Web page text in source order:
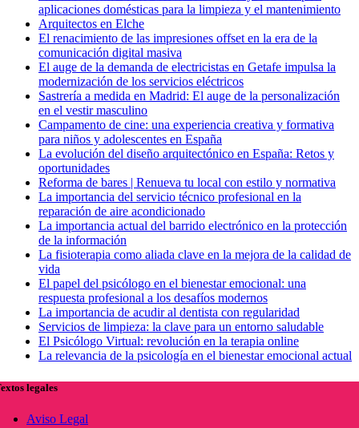
aplicaciones domésticas para la limpieza y el mantenimiento
Arquitectos en Elche
El renacimiento de las impresiones offset en la era de la
comunicación digital masiva
El auge de la demanda de electricistas en Getafe impulsa la
modernización de los servicios eléctricos
Sastrería a medida en Madrid: El auge de la personalización
en el vestir masculino
Campamento de cine: una experiencia creativa y formativa
para niños y adolescentes en España
La evolución del diseño arquitectónico en España: Retos y
oportunidades
Reforma de bares | Renueva tu local con estilo y normativa
La importancia del servicio técnico profesional en la
reparación de aire acondicionado
La importancia actual del barrido electrónico en la protección
de la información
La fisioterapia como aliada clave en la mejora de la calidad de
vida
El papel del psicólogo en el bienestar emocional: una
respuesta profesional a los desafíos modernos
La importancia de acudir al dentista con regularidad
Servicios de limpieza: la clave para un entorno saludable
El Psicólogo Virtual: revolución en la terapia online
La relevancia de la psicología en el bienestar emocional actual
legales
Aviso Legal